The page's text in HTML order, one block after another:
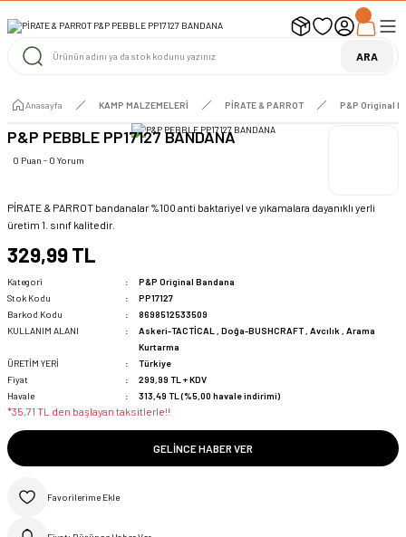
UYARI ! KARGOLAR 13 TEMMUZ 2026 YAPILACAK
1000 TL ve Üzeri Ücretsiz Kargo 1000 TL ve Üzeri Ücretsiz Kargo ARA
Anasayfa KAMP MALZEMELERİ PİRATE & PARROT P&P Original
P&P PEBBLE PP17127 BANDANA
0 Puan - 0 Yorum
PİRATE & PARROT bandanalar %100 anti baktariyel ve yıkamalara dayanıklı yerli
üretim 1. sınıf kalitedir.
329,99 TL
Kategori
P&P Original Bandana
Stok Kodu
PP17127
Barkod Kodu
8698512533509
KULLANIM ALANI
Askeri-TACTİCAL , Doğa-BUSHCRAFT , Avcılık , Arama
Kurtarma
ÜRETİM YERİ
Türkiye
Fiyat
299,99 TL + KDV
Havale
313,49 TL (%5,00 havale indirimi)
*35,71 TL den başlayan taksitlerle!!
GELINCE HABER VER